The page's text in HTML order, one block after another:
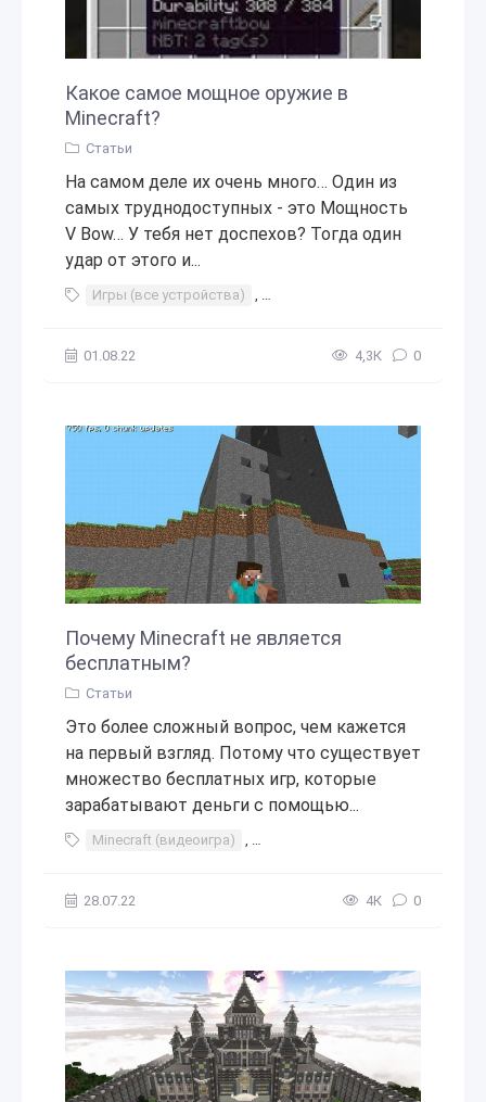
Какое самое мощное оружие в
Minecraft?
Статьи
На самом деле их очень много… Один из
самых труднодоступных - это Мощность
V Bow… У тебя нет доспехов? Тогда один
удар от этого и...
Игры (все устройства) , Игры в социальных сетях
01.08.22 4,3К 0
Почему Minecraft не является
бесплатным?
Статьи
Это более сложный вопрос, чем кажется
на первый взгляд. Потому что существует
множество бесплатных игр, которые
зарабатывают деньги с помощью...
Minecraft (видеоигра) , Бесплатные продукты
28.07.22 4К 0